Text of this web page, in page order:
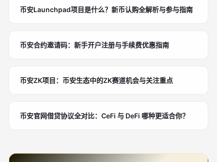
币安Launchpad项目是什么？新币认购全解析与参与指南
币安合约邀请码：新手开户注册与手续费优惠指南
币安ZK项目：币安生态中的ZK赛道机会与关注重点
币安官网借贷协议全对比：CeFi 与 DeFi 哪种更适合你？